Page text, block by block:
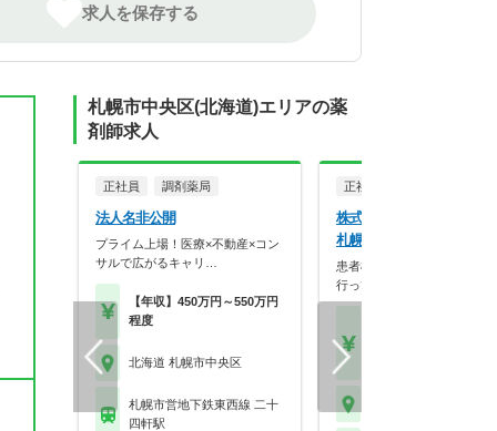
求人を保存する
札幌市中央区(北海道)エリアの薬
剤師求人
正社員 調剤薬局
法人名非公開
プライム上場！医療×不動産×コン
サルで広がるキャリ…
【年収】450万円～550万円
程度
北海道 札幌市中央区
札幌市営地下鉄東西線 二十
四軒駅
正社員
株式会社そえる そえる
札幌円山店
患者様の視点に立った薬局
行っています。